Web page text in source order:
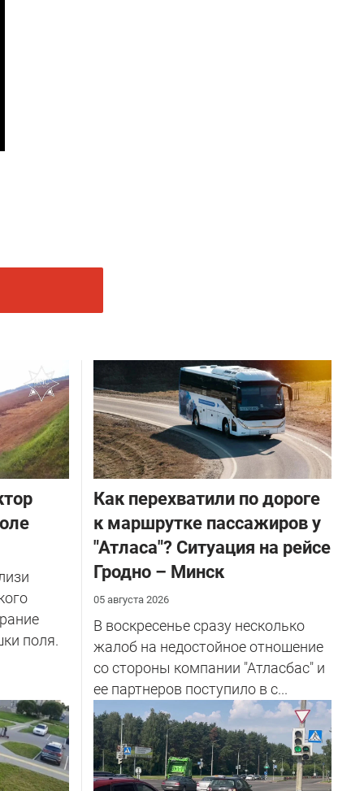
поля.
Как перехватили по дороге
к маршрутке пассажиров у
"Атласа"? Ситуация на рейсе
Гродно – Минск
05 августа 2026
В воскресенье сразу несколько
жалоб на недостойное отношение
со стороны компании "Атласбас" и
ее партнеров поступило в с...